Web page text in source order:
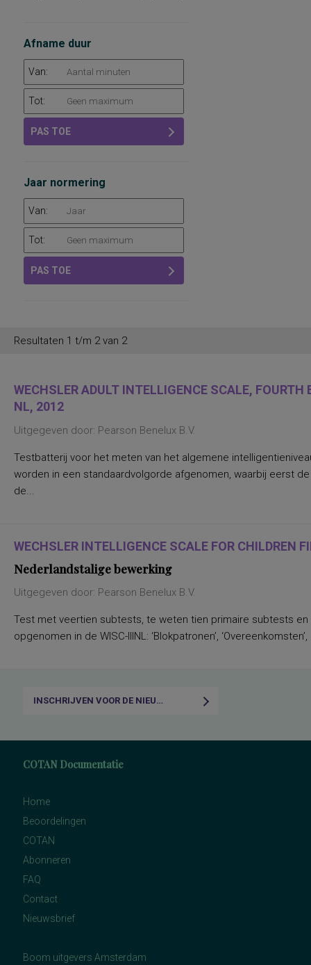
Afname duur
Van:
Tot:
PAS TOE
Jaar normering
Van:
Tot:
PAS TOE
Resultaten 1 t/m 2 van 2
WECHSLER ADULT INTELLIGENCE SCALE,
NL, 2012
Uitgegeven door: Pearson Benelux B.V.
Testbatterij voor het meten van het algemene
worden in een standaardvolgorde afgenomen, waarbij eerst
de...
WECHSLER INTELLIGENCE SCALE FOR CHILDREN
Nederlandstalige bewerking
Uitgegeven door: Pearson Benelux B.V.
Test met veertien subtests, te weten tien primaire subtests
opgenomen in de WISC-IIINL: ‘Blokpatronen’,
INSCHRIJVEN VOOR DE NIEUWSBRIEF
COTAN Documentatie
Home
Beoordelingen
COTAN
Abonneren
FAQ
Contact
Nieuwsbrief
Boom uitgevers Amsterdam